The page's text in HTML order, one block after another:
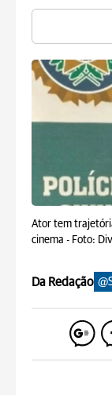
Ator tem
cinema - Foto:
Da Redação